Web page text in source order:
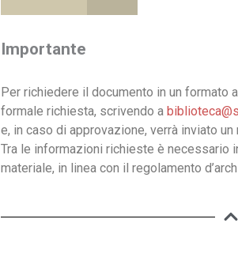
Importante
Per richiedere il documento in un formato
formale richiesta, scrivendo a
e, in caso di approvazione, verrà inviato
Tra le informazioni richieste è necessario
materiale, in linea con il regolamento